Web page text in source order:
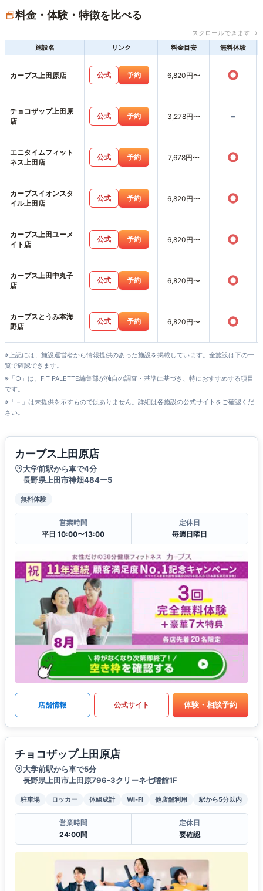
料金・体験・特徴を比べる
スクロールできます →
施設名
リンク 料金目安 無料体験
カーブス上田原店 公式 予約 6,820円〜 ○
チョコザップ上田原
店
公式 予約 3,278円〜 -
エニタイムフィット
ネス上田店
公式 予約 7,678円〜 ○
カーブスイオンスタ
イル上田店
公式 予約 6,820円〜 ○
カーブス上田ユーメ
イト店
公式 予約 6,820円〜 ○
カーブス上田中丸子
店
公式 予約 6,820円〜 ○
カーブスとうみ本海
野店
公式 予約 6,820円〜 ○
※上記には、施設運営者から情報提供のあった施設を掲載しています。全施設は下の一
覧で確認できます。
※「○」は、FIT PALETTE編集部が独自の調査・基準に基づき、特におすすめする項目
です。
※「－」は未提供を示すものではありません。詳細は各施設の公式サイトをご確認くだ
さい。
カーブス上田原店
大学前駅から車で4分
長野県上田市神畑484ー5
無料体験
営業時間
平日 10:00〜13:00
定休日
毎週日曜日
店舗情報 公式サイト 体験・相談予約
チョコザップ上田原店
大学前駅から車で5分
長野県上田市上田原796-3クリーネ七曜館1F
駐車場 ロッカー 体組成計 Wi-Fi 他店舗利用 駅から5分以内
営業時間
24:00間
定休日
要確認